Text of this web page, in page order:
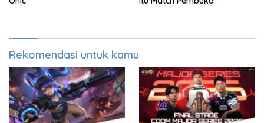
Rekomendasi untuk kamu